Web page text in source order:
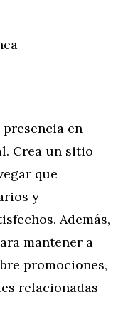
en
Crea un sitio
que
y
Además,
mantener a
promociones,
relacionadas